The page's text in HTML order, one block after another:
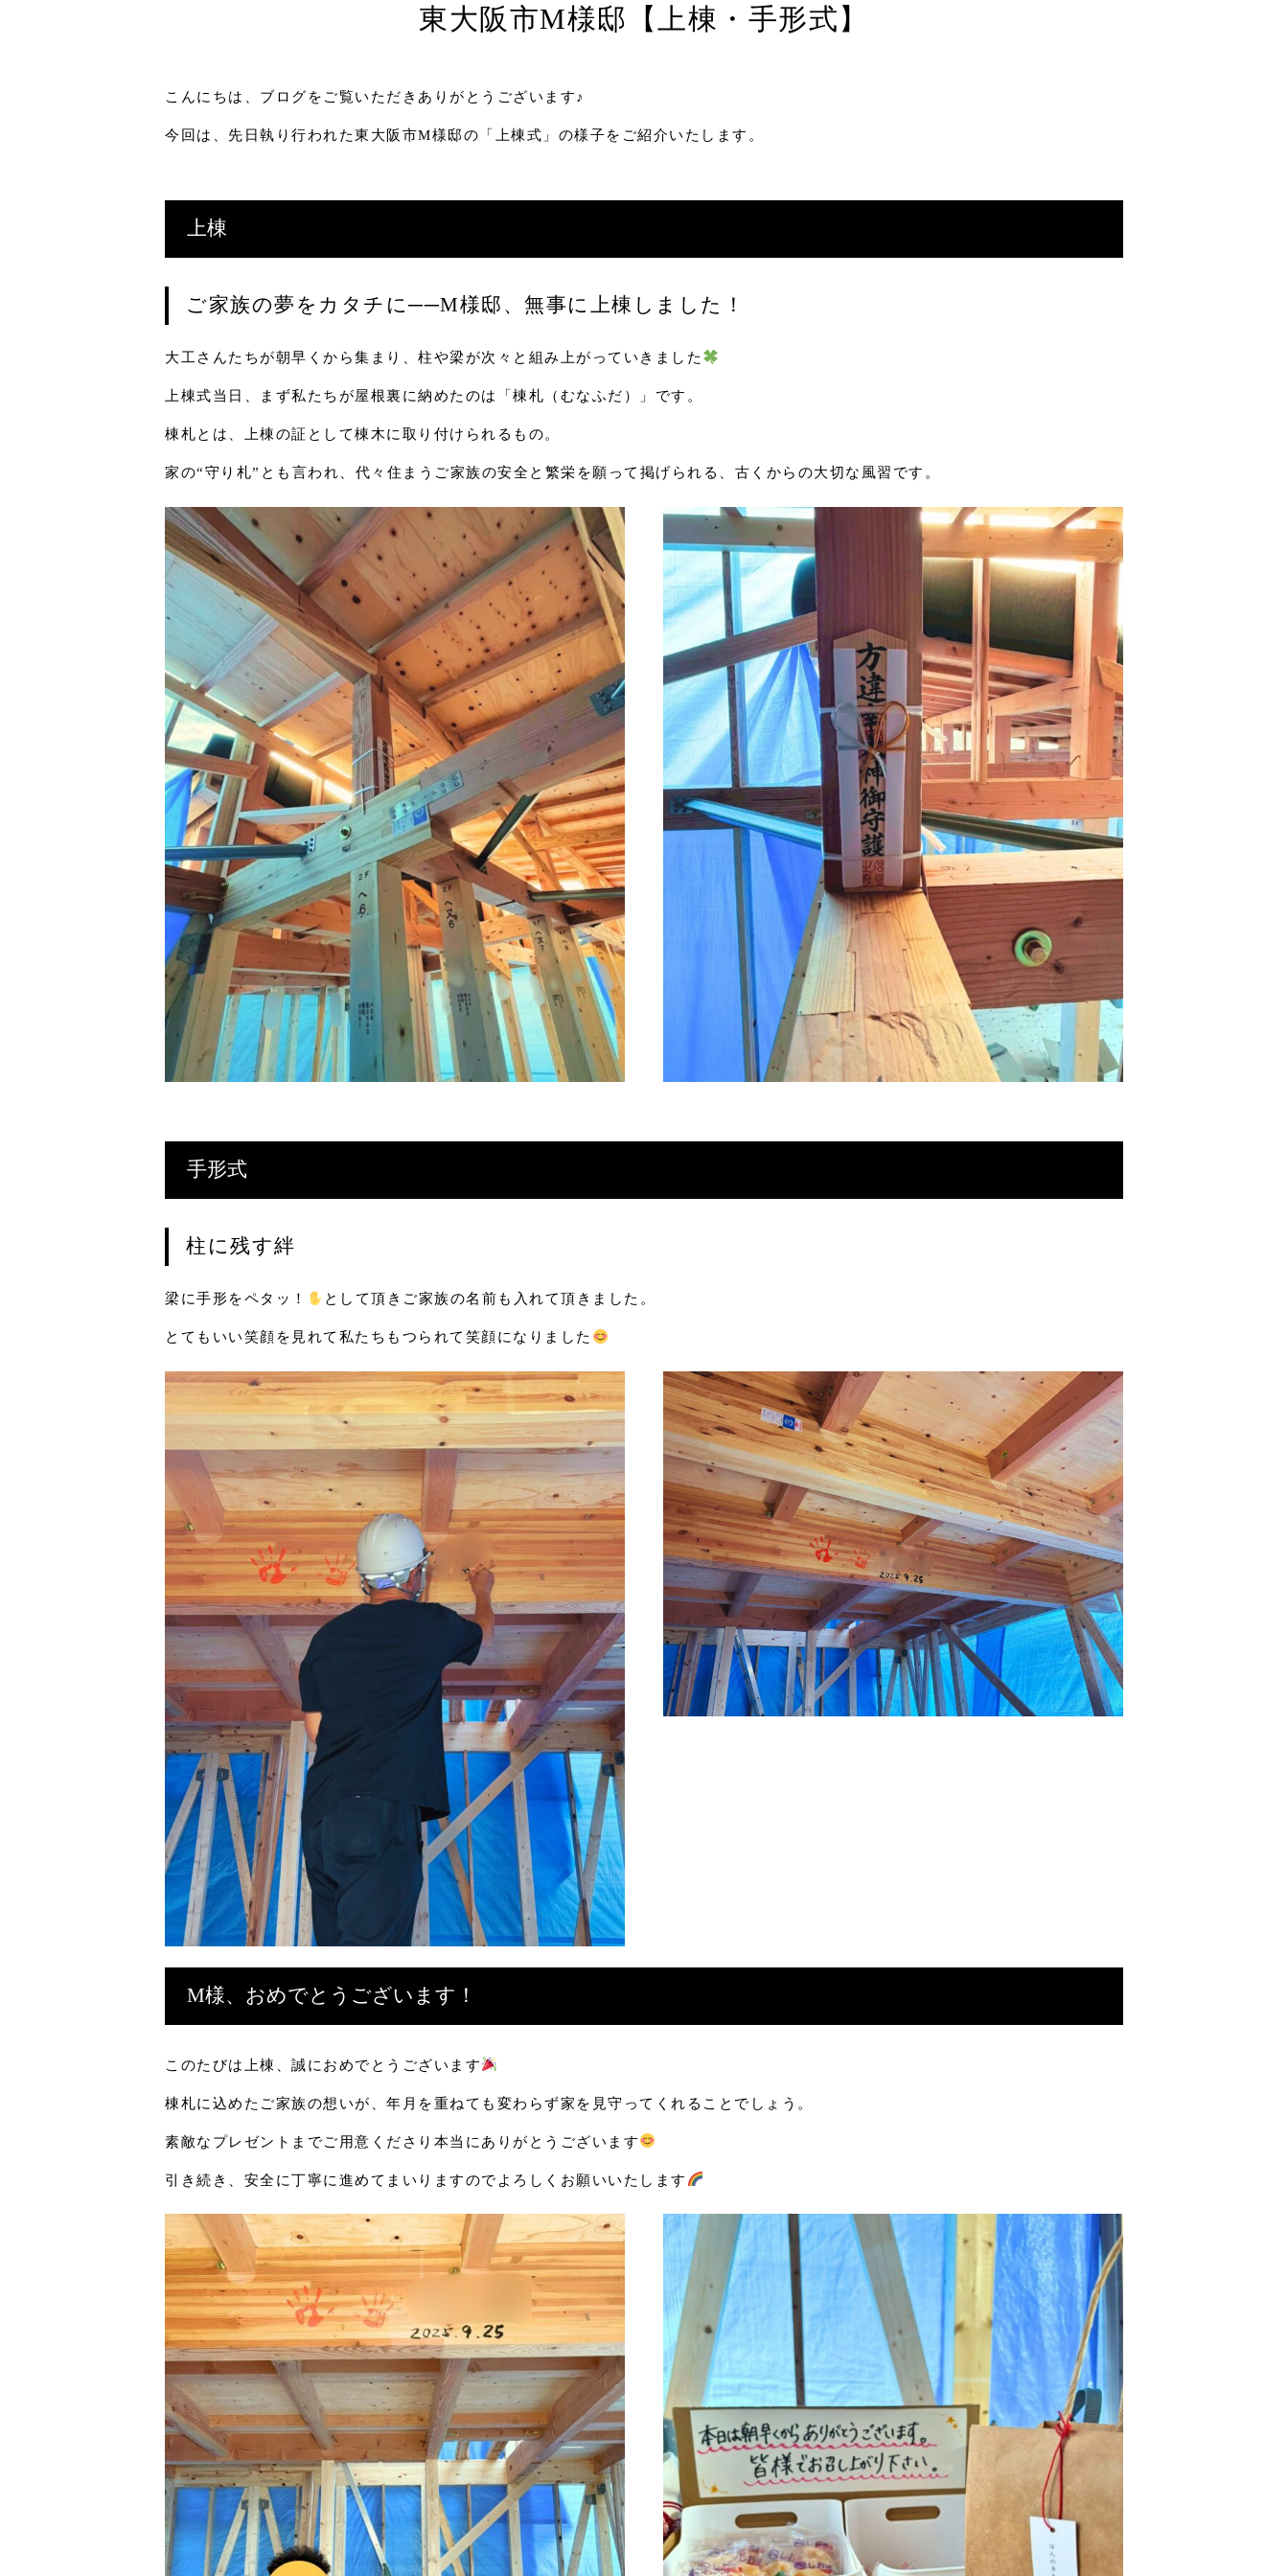
東大阪市M様邸【上棟・手形式】
こんにちは、ブログをご覧いただきありがとうございます♪
今回は、先日執り行われた東大阪市M様邸の「上棟式」の様子をご紹介いたします。
上棟
ご家族の夢をカタチに──M様邸、無事に上棟しました！
大工さんたちが朝早くから集まり、柱や梁が次々と組み上がっていきました
上棟式当日、まず私たちが屋根裏に納めたのは「棟札（むなふだ）」です。
棟札とは、上棟の証として棟木に取り付けられるもの。
家の“守り札”とも言われ、代々住まうご家族の安全と繁栄を願って掲げられる、古くからの大切な風習です。
手形式
柱に残す絆
梁に手形をペタッ！ として頂きご家族の名前も入れて頂きました。
とてもいい笑顔を見れて私たちもつられて笑顔になりました
M様、おめでとうございます！
このたびは上棟、誠におめでとうございます
棟札に込めたご家族の想いが、年月を重ねても変わらず家を見守ってくれることでしょう。
素敵なプレゼントまでご用意くださり本当にありがとうございます
引き続き、安全に丁寧に進めてまいりますのでよろしくお願いいたします